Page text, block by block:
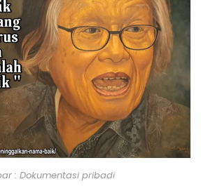
: Dokumentasi pribadi